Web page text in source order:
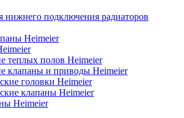
нижнего подключения радиаторов
Heimeier
теплых полов Heimeier
клапаны и приводы Heimeier
головки Heimeier
клапаны Heimeier
Heimeier